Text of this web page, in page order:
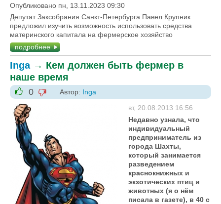
Опубликовано пн, 13.11.2023 09:30
Депутат Заксобрания Санкт-Петербурга Павел Крупник
предложил изучить возможность использовать средства
материнского капитала на фермерское хозяйство
подробнее
Inga→ Кем должен быть фермер в
наше время
+1
0
-1
Автор: Inga
вт, 20.08.2013 16:56
Недавно узнала, что
индивидуальный
предприниматель из
города Шахты,
который занимается
разведением
краснокнижных и
экзотических птиц и
животных (я о нём
писала в газете), в 40 с